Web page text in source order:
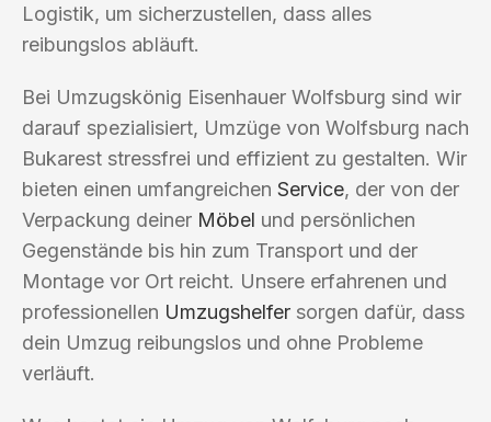
Logistik, um sicherzustellen, dass alles
reibungslos abläuft.
Bei Umzugskönig Eisenhauer Wolfsburg sind wir
darauf spezialisiert, Umzüge von Wolfsburg nach
Bukarest stressfrei und effizient zu gestalten. Wir
bieten einen umfangreichen Service, der von der
Verpackung deiner Möbel und persönlichen
Gegenstände bis hin zum Transport und der
Montage vor Ort reicht. Unsere erfahrenen und
professionellen Umzugshelfer sorgen dafür, dass
dein Umzug reibungslos und ohne Probleme
verläuft.